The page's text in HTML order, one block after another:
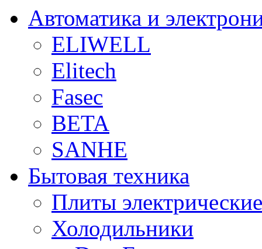
Автоматика и
ELIWELL
Elitech
Fasec
BETA
SANHE
Бытовая техника
Плиты электрические
Холодильники